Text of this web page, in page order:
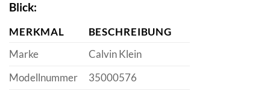
Blick:
MERKMAL
BESCHREIBUNG
Marke
Calvin Klein
Modellnummer
35000576